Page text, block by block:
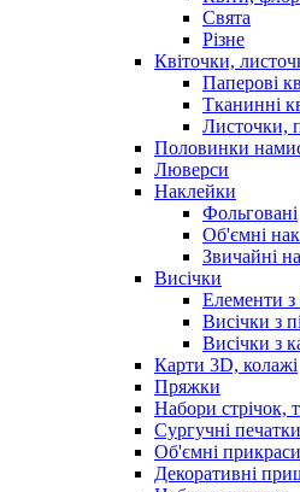
Свята
Різне
Квіточки,
Паперові
Тканинні
Листочки,
Половинки
Люверси
Наклейки
Фольговані
Об'ємні
Звичайні
Висічки
Елементи з
Висічки з
Висічки з
Карти 3D, колажі
Пряжки
Набори стрічок,
Сургучні
Об'ємні прикраси
Декоративні